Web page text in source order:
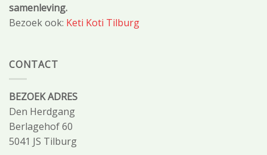
samenleving.
Bezoek ook: Keti Koti Tilburg
CONTACT
BEZOEK ADRES
Den Herdgang
Berlagehof 60
5041 JS Tilburg